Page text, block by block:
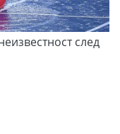
след